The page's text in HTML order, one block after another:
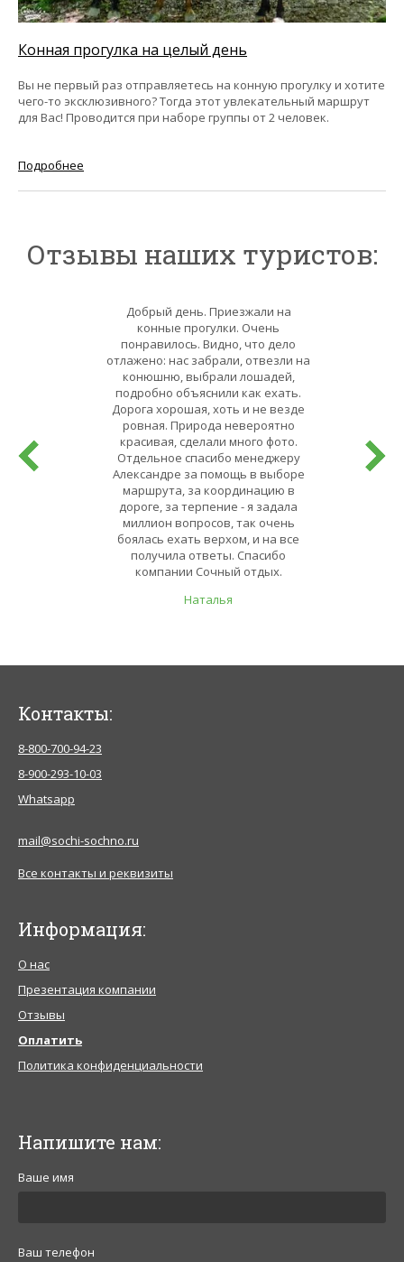
Конная прогулка на целый день
Вы не первый раз отправляетесь на конную прогулку и хотите
чего-то эксклюзивного? Тогда этот увлекательный маршрут
для Вас! Проводится при наборе группы от 2 человек.
Подробнее
Отзывы наших туристов:
Добрый день. Приезжали на
конные прогулки. Очень
понравилось. Видно, что дело
отлажено: нас забрали, отвезли на
конюшню, выбрали лошадей,
подробно объяснили как ехать.
Дорога хорошая, хоть и не везде
ровная. Природа невероятно
красивая, сделали много фото.
Отдельное спасибо менеджеру
Александре за помощь в выборе
маршрута, за координацию в
дороге, за терпение - я задала
миллион вопросов, так очень
боялась ехать верхом, и на все
получила ответы. Спасибо
компании Сочный отдых.
Наталья
Контакты:
8-800-700-94-23
8-900-293-10-03
Whatsapp
mail@sochi-sochno.ru
Все контакты и реквизиты
Информация:
О нас
Презентация компании
Отзывы
Оплатить
Политика конфиденциальности
Напишите нам:
Ваше имя
Ваш телефон